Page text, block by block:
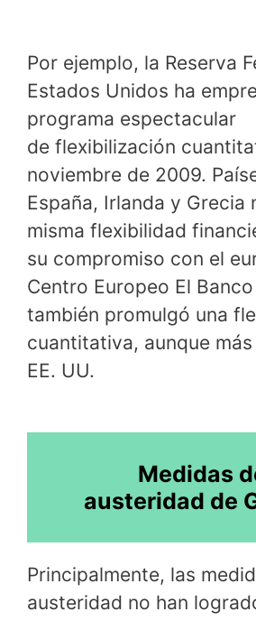
Por ejemplo, la Reserva
Estados Unidos ha
programa espectacular
de flexibilización
noviembre de 2009.
España, Irlanda y Grecia
misma flexibilidad
su compromiso con el
Centro Europeo El Banco
también promulgó una
cuantitativa, aunque
EE. UU.
Medidas
austeridad de
Principalmente, las
austeridad no han